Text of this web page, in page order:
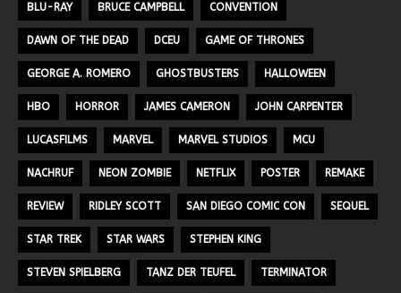
BLU-RAY BRUCE CAMPBELL CONVENTION
DAWN OF THE DEAD DCEU GAME OF THRONES
GEORGE A. ROMERO GHOSTBUSTERS HALLOWEEN
HBO HORROR JAMES CAMERON JOHN CARPENTER
LUCASFILMS MARVEL MARVEL STUDIOS MCU
NACHRUF NEON ZOMBIE NETFLIX POSTER REMAKE
REVIEW RIDLEY SCOTT SAN DIEGO COMIC CON SEQUEL
STAR TREK STAR WARS STEPHEN KING
STEVEN SPIELBERG TANZ DER TEUFEL TERMINATOR